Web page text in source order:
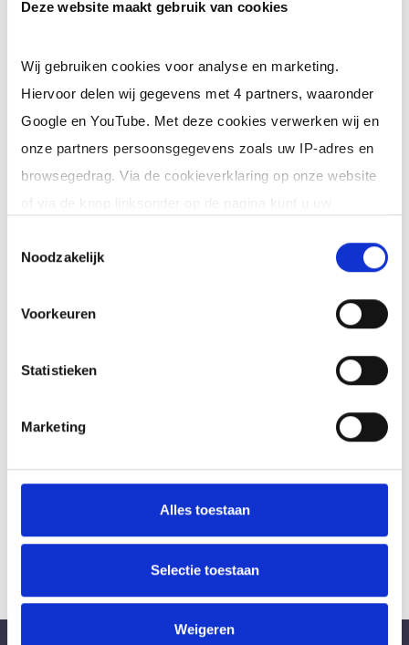
Deze website maakt gebruik van cookies
Wij gebruiken cookies voor analyse en marketing.
Hiervoor delen wij gegevens met 4 partners, waaronder
Google en YouTube. Met deze cookies verwerken wij en
onze partners persoonsgegevens zoals uw IP-adres en
browsegedrag. Via de cookieverklaring op onze website
doeleinden.
Noodzakelijk
Voorkeuren
Statistieken
Marketing
Alles toestaan
Selectie toestaan
Weigeren
Ervaring: Meerdere jaren ervaring als
leidinggevende binnen een
productieomgeving
Pre: Affiniteit met recycling of metalen
Goede communicatieve vaardigheden
Meer informatie verstrekken we bij interesse.
Meer informatie over /
reageren op deze uitdagende
Stuur een email aaninfo@bureauadinterim.nl
(o.v.v. vacaturenummer52948)